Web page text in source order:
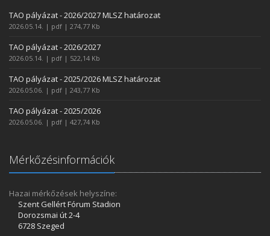
TAO pályázat - 2026/2027 MLSZ határozat
2026.05.14. | pdf | 274,77 Kb
TAO pályázat - 2026/2027
2026.05.14. | pdf | 522,14 Kb
TAO pályázat - 2025/2026 MLSZ határozat
2026.05.06. | pdf | 243,77 Kb
TAO pályázat - 2025/2026
2026.05.06. | pdf | 427,74 Kb
Mérkőzésinformációk
Hazai mérkőzések helyszíne:
Szent Gellért Fórum Stadion
Dorozsmai út 2-4
6728 Szeged